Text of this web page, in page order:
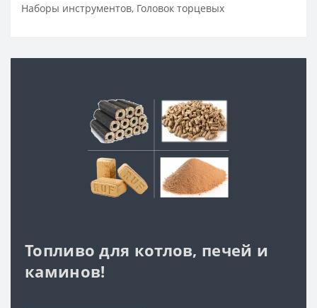
Наборы инструментов, Головок торцевых
Топливо для котлов, печей и
каминов!